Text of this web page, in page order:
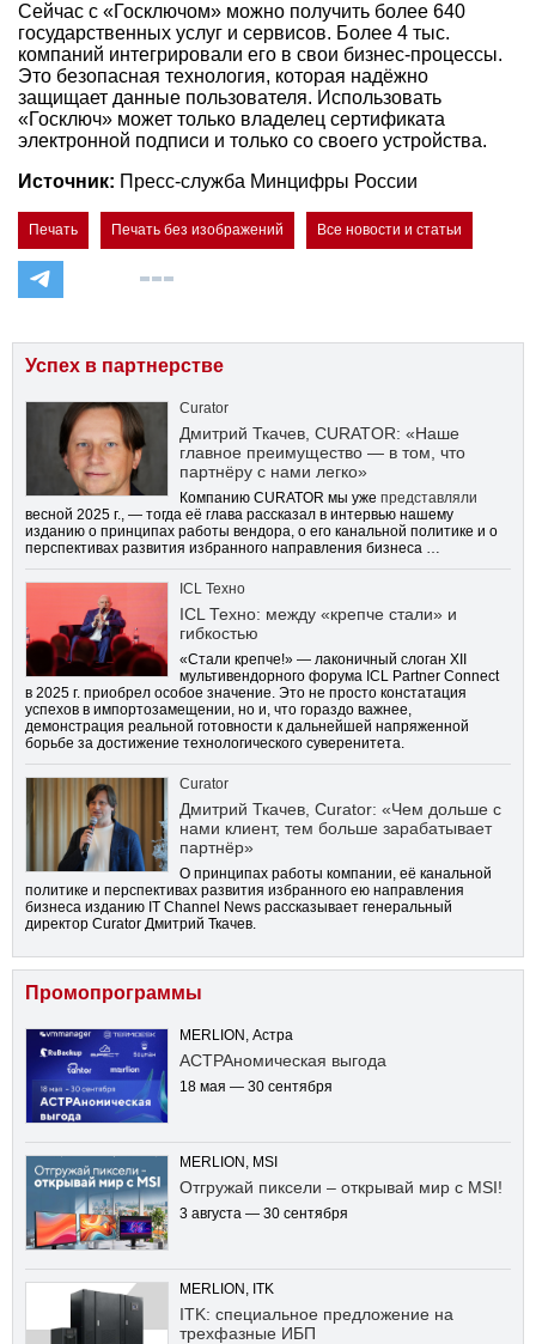
Сейчас с «Госключом» можно получить более 640
государственных услуг и сервисов. Более 4 тыс.
компаний интегрировали его в свои бизнес-процессы.
Это безопасная технология, которая надёжно
защищает данные пользователя. Использовать
«Госключ» может только владелец сертификата
электронной подписи и только со своего устройства.
Источник: Пресс-служба Минцифры России
Печать Печать без изображений Все новости и статьи
Успех в партнерстве
Curator
Дмитрий Ткачев, CURATOR: «Наше
главное преимущество — в том, что
партнёру с нами легко»
Компанию CURATOR мы уже представляли
весной 2025 г., — тогда её глава рассказал в интервью нашему
изданию о принципах работы вендора, о его канальной политике и о
перспективах развития избранного направления бизнеса …
ICL Техно
ICL Техно: между «крепче стали» и
гибкостью
«Стали крепче!» — лаконичный слоган XII
мультивендорного форума ICL Partner Connect
в 2025 г. приобрел особое значение. Это не просто констатация
успехов в импортозамещении, но и, что гораздо важнее,
демонстрация реальной готовности к дальнейшей напряженной
борьбе за достижение технологического суверенитета.
Curator
Дмитрий Ткачев, Curator: «Чем дольше с
нами клиент, тем больше зарабатывает
партнёр»
О принципах работы компании, её канальной
политике и перспективах развития избранного ею направления
бизнеса изданию IT Channel News рассказывает генеральный
директор Curator Дмитрий Ткачев.
Промопрограммы
MERLION, Астра
АСТРАномическая выгода
18 мая — 30 сентября
MERLION, MSI
Отгружай пиксели – открывай мир с MSI!
3 августа — 30 сентября
MERLION, ITK
ITK: специальное предложение на
трехфазные ИБП